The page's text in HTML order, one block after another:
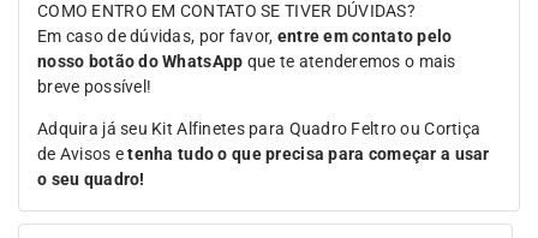
COMO ENTRO EM CONTATO SE TIVER DÚVIDAS?
Em caso de dúvidas, por favor, entre em contato pelo
nosso botão do WhatsApp que te atenderemos o mais
breve possível!
Adquira já seu Kit Alfinetes para Quadro Feltro ou Cortiça
de Avisos etenha tudo o que precisa para começar a usar
o seu quadro!